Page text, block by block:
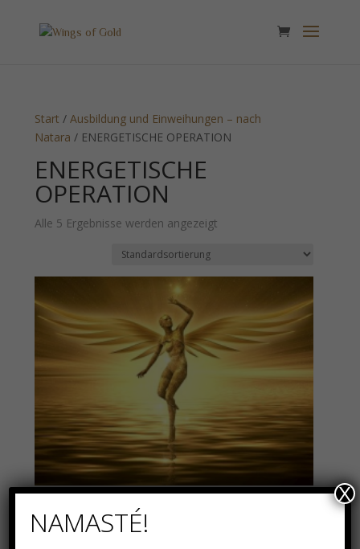
Start /Ausbildung und Einweihungen – nach
Natara / ENERGETISCHE OPERATION
ENERGETISCHE
OPERATION
Alle 5 Ergebnisse werden angezeigt
108,00€
NAMASTÉ!
X